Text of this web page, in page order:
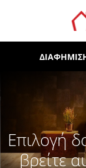
Επιλογή
βρείτε